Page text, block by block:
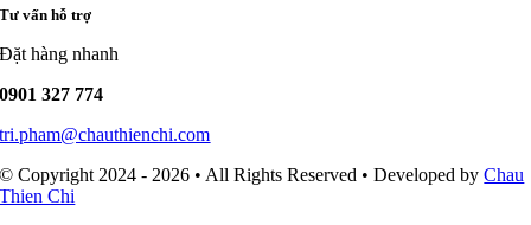
Tư vấn hỗ trợ
Đặt hàng nhanh
0901 327 774
tri.pham@chauthienchi.com
© Copyright 2024 - 2026 • All Rights Reserved • Developed byChau
Thien Chi